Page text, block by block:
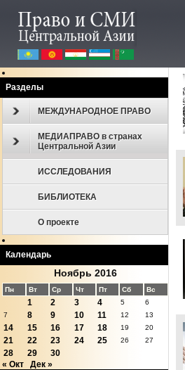
Разделы
МЕЖДУНАРОДНОЕ ПРАВО
МЕДИАПРАВО в странах
Центральной Азии
ИССЛЕДОВАНИЯ
БИБЛИОТЕКА
О проекте
Календарь
Ноябрь 2016
Пн Вт Ср Чт Пт Сб Вс
1 2 3 4 5
6
7
8 9 10 11 12 13
14 15 16 17 18 19 20
21 22 23 24 25 26 27
28 29
30
« Окт
Дек »